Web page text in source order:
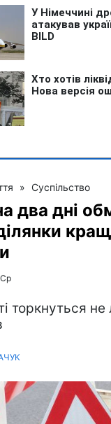
» Суспільство
два дні
торкнуться не